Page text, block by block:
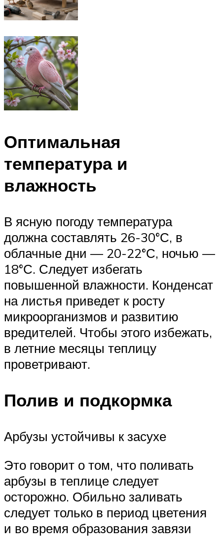
Оптимальная
температура и
влажность
В ясную погоду температура
должна составлять 26-30°С, в
облачные дни — 20-22°С, ночью —
18°С. Следует избегать
повышенной влажности. Конденсат
на листья приведет к росту
микроорганизмов и развитию
вредителей. Чтобы этого избежать,
в летние месяцы теплицу
проветривают.
Полив и подкормка
Арбузы устойчивы к засухе
Это говорит о том, что поливать
арбузы в теплице следует
осторожно. Обильно заливать
следует только в период цветения
и во время образования завязи